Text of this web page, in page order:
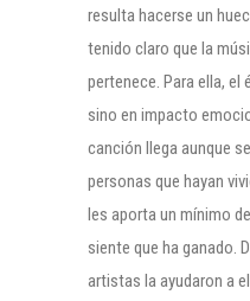
resulta hacerse un
tenido claro que la
pertenece. Para ella,
sino en impacto
canción llega aunque
personas que hayan
les aporta un mínimo
siente que ha ganado.
artistas la ayudaron a